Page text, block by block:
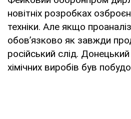
новітніх розробках
техніки. Але якщо
обов’язково як завжди
російський слід.
хімічних виробів був